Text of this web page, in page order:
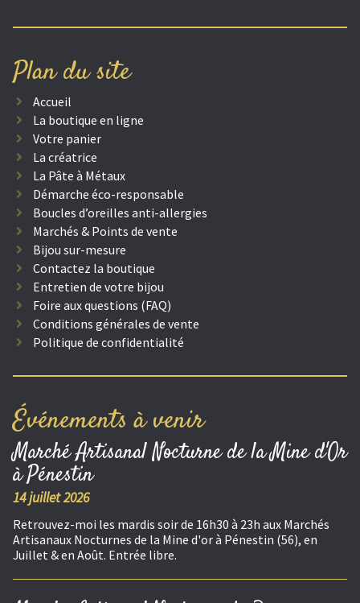
Plan du site
Accueil
La boutique en ligne
Votre panier
La créatrice
La Pâte à Métaux
Démarche éco-responsable
Boucles d’oreilles anti-allergies
Marchés & Points de vente
Bijou sur-mesure
Contactez la boutique
Entretien de votre bijou
Foire aux questions (FAQ)
Conditions générales de vente
Politique de confidentialité
Événements à venir
Marché Artisanal Nocturne de la Mine d'Or
à Pénestin
14 juillet 2026
Retrouvez-moi les mardis soir de 16h30 à 23h aux Marchés
Artisanaux Nocturnes de la Mine d'or à Pénestin (56), en
Juillet & en Août. Entrée libre.